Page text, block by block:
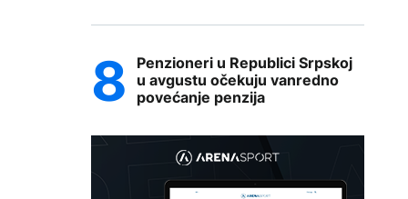
Penzioneri u Republici Srpskoj
u avgustu očekuju vanredno
povećanje penzija